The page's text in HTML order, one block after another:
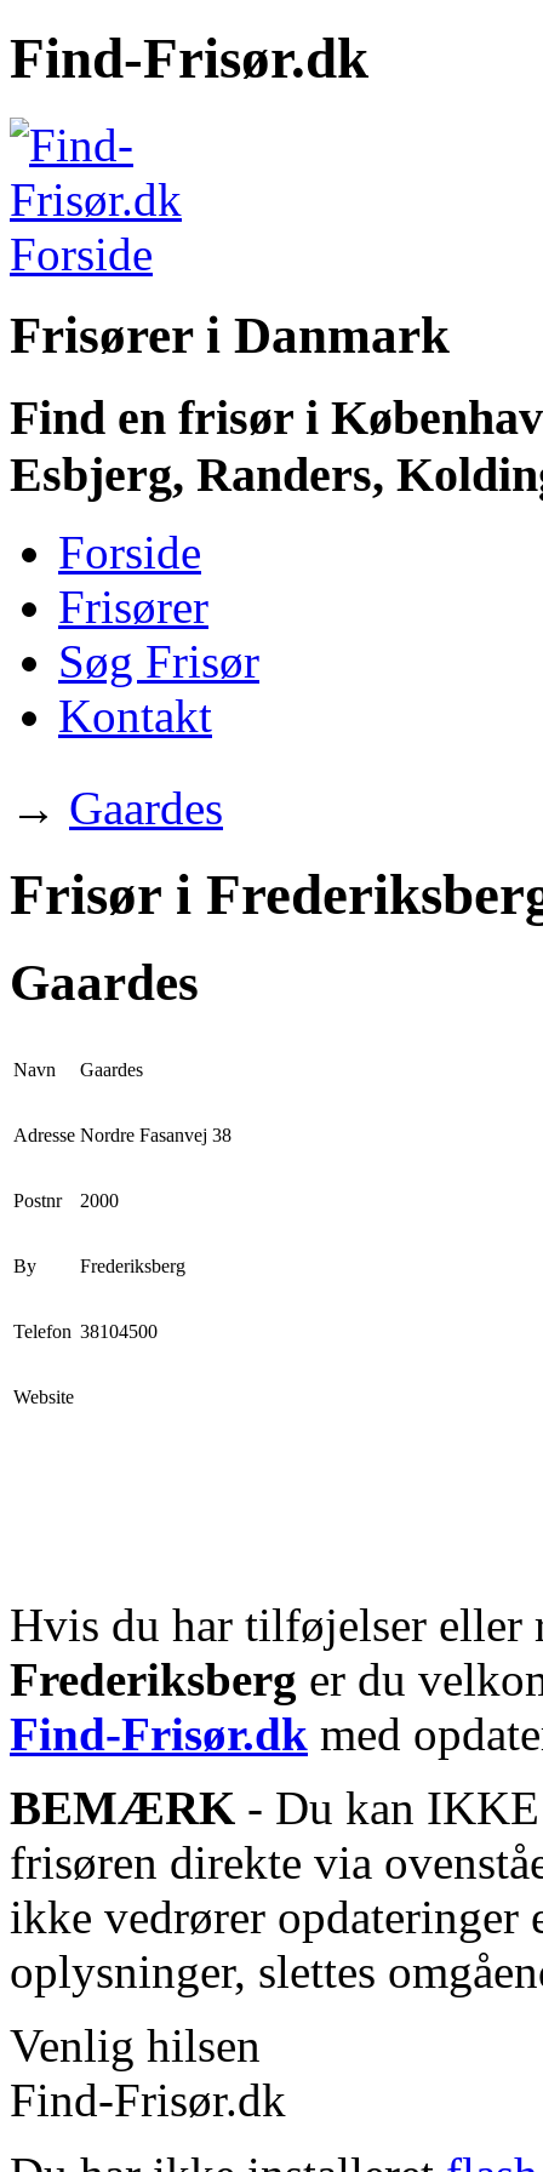
Find-Frisør.dk
Frisører i Danmark
Find en frisør i
Esbjerg, Randers,
Forside
Frisører
Søg Frisør
Kontakt
→ Gaardes
Frisør i
Gaardes
Navn Gaardes
Adresse Nordre Fasanvej 38
Postnr 2000
By Frederiksberg
Telefon 38104500
Website
Hvis du har tilføjelser eller
Frederiksberg er du
Find-Frisør.dk med
BEMÆRK - Du kan IKKE
frisøren direkte via
ikke vedrører opdateringer
oplysninger, slettes
Venlig hilsen
Find-Frisør.dk